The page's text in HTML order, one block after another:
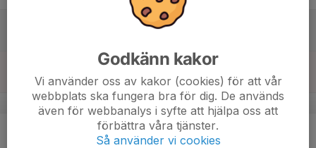
Myckle cup intressekoll
v.34
Träning
Heden gräs
Godkänn kakor
Vi använder oss av kakor (cookies) för att vår
webbplats ska fungera bra för dig. De används
även för webbanalys i syfte att hjälpa oss att
förbättra våra tjänster.
Så använder vi cookies